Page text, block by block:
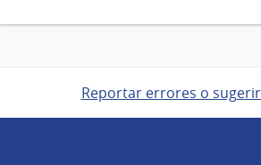
Reportar errores o